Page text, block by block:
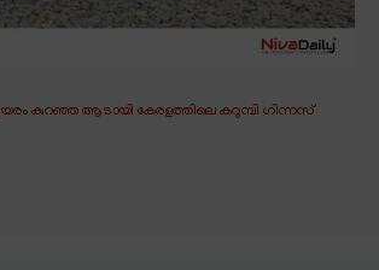
കുറഞ്ഞ ആടായി കേരളത്തിലെ കറുമ്പി ഗിന്നസ്